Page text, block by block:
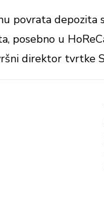
povrata
posebno u
direktor tvrtke